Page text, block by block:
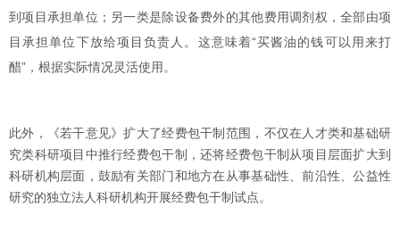
到项目承担单位；另一类是除设备费外的其他费用调剂权，全部由项
目承担单位下放给项目负责人。这意味着“买酱油的钱可以用来打
醋”，根据实际情况灵活使用。
此外，《若干意见》扩大了经费包干制范围，不仅在人才类和基础研
究类科研项目中推行经费包干制，还将经费包干制从项目层面扩大到
科研机构层面，鼓励有关部门和地方在从事基础性、前沿性、公益性
研究的独立法人科研机构开展经费包干制试点。